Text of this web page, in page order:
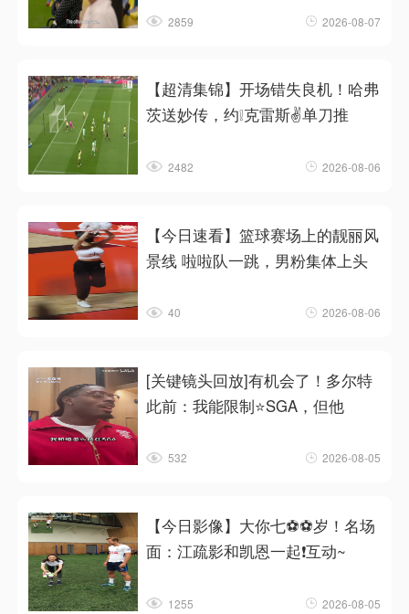
2859 2026-08-07
【超清集锦】开场错失良机！哈弗
茨送妙传，约❕克雷斯✌️单刀推
2482 2026-08-06
【今日速看】篮球赛场上的靓丽风
景线 啦啦队一跳，男粉集体上头
40 2026-08-06
[关键镜头回放]有机会了！多尔特
此前：我能限制⭐SGA，但他
532 2026-08-05
【今日影像】大你七⚽⚽岁！名场
面：江疏影和凯恩一起❗互动~
1255 2026-08-05